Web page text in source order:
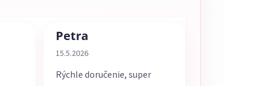
z 5 hviezdičiek.
Petra
Hodnotenie obchodu je 5 z 5 hviezdičiek.
15.5.2026
Rýchle doručenie, super